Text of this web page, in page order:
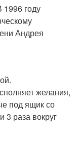
1996 году
Андрея
желания,
под ящик со
3 раза вокруг